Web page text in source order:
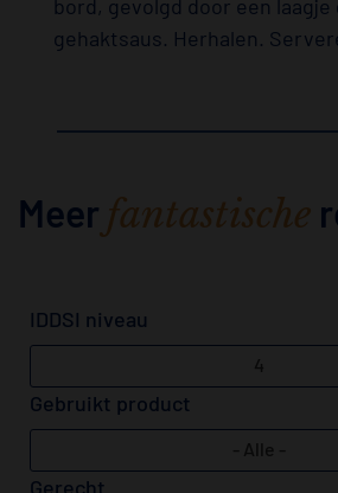
bord, gevolgd door een
gehaktsaus. Herhalen.
Meer fantastische
IDDSI niveau
4
Gebruikt product
- Alle -
Gerecht